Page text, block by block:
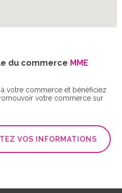
du commerce MME
votre commerce et bénéficiez
votre commerce sur
VOS INFORMATIONS